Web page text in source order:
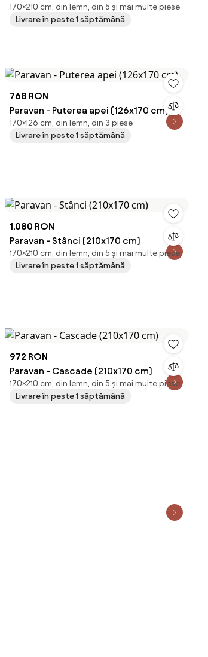
cm)
170×210 cm, din lemn, din 5 și mai multe piese
Livrare în peste 1 săptămână
768 RON
Paravan - Puterea apei (126x170 cm)
170×126 cm, din lemn, din 3 piese
Livrare în peste 1 săptămână
1.080 RON
Paravan - Stânci (210x170 cm)
170×210 cm, din lemn, din 5 și mai multe piese
Livrare în peste 1 săptămână
972 RON
Paravan - Cascade (210x170 cm)
170×210 cm, din lemn, din 5 și mai multe piese
Livrare în peste 1 săptămână